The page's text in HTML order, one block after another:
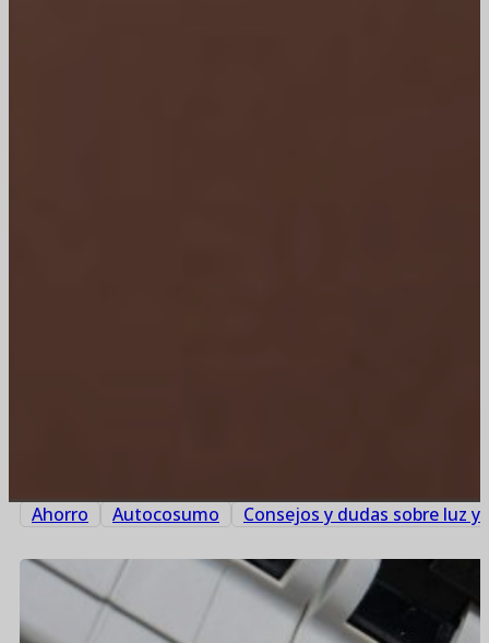
Ahorro Autocosumo Consejos y dudas sobre luz y